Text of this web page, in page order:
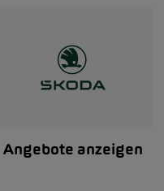
Angebote anzeigen